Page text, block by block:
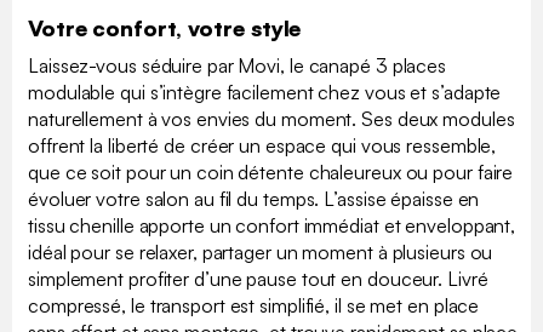
Votre confort, votre style
Laissez-vous séduire par Movi, le canapé 3 places
modulable qui s’intègre facilement chez vous et s’adapte
naturellement à vos envies du moment. Ses deux modules
offrent la liberté de créer un espace qui vous ressemble,
que ce soit pour un coin détente chaleureux ou pour faire
évoluer votre salon au fil du temps. L’assise épaisse en
tissu chenille apporte un confort immédiat et enveloppant,
idéal pour se relaxer, partager un moment à plusieurs ou
simplement profiter d’une pause tout en douceur. Livré
compressé, le transport est simplifié, il se met en place